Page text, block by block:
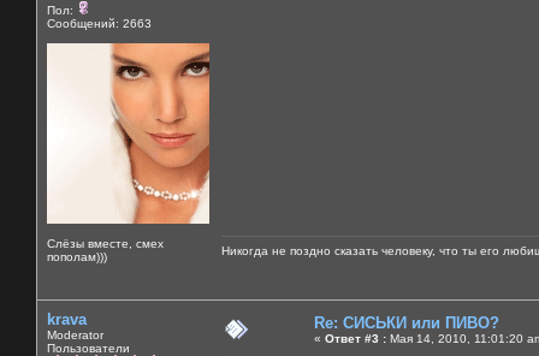
Пол:
Сообщений: 2663
Слёзы вместе, смех
пополам)))
Никогда не поздно сказать человеку, что ты его
krava
Moderator
Пользователи
Re: СИСЬКИ или ПИВО?
« Ответ #3 : Мая 14, 2010, 11:01:20